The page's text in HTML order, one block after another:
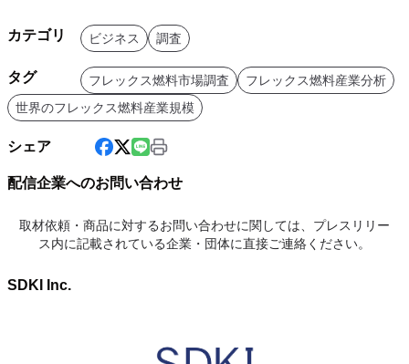
カテゴリ ビジネス 調査
タグ フレックス燃料市場調査
フレックス燃料産業分析
世界のフレックス燃料産業規模
シェア
配信企業へのお問い合わせ
取材依頼・商品に対するお問い合わせに関しては、プレスリリー
ス内に記載されている企業・団体に直接ご連絡ください。
SDKI Inc.